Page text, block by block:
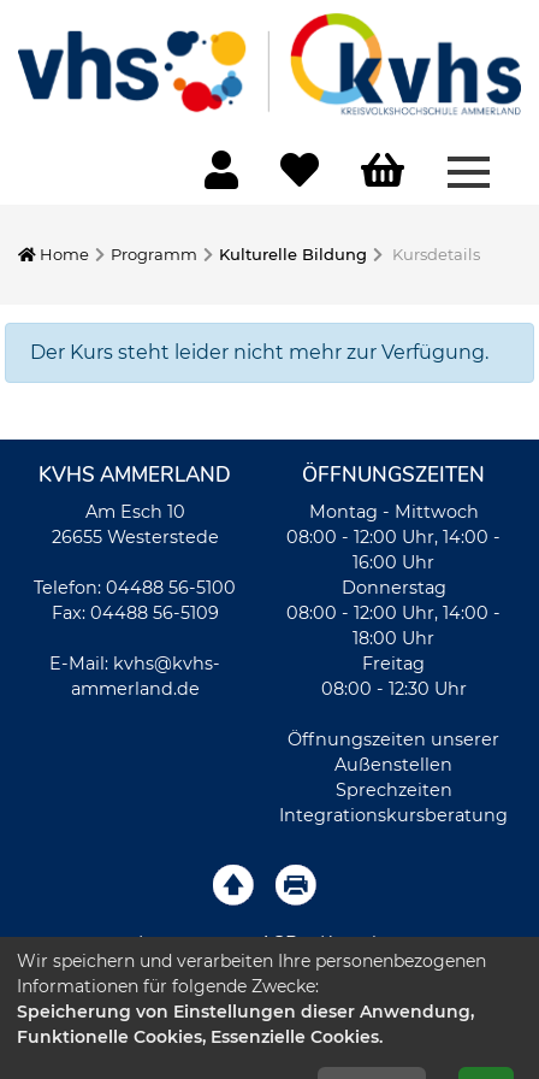
Home Programm Kulturelle Bildung Kursdetails
Der Kurs steht leider nicht mehr zur Verfügung.
KVHS AMMERLAND
Am Esch 10
26655 Westerstede
Telefon: 04488 56-5100
Fax: 04488 56-5109
E-Mail: kvhs@kvhs-
ammerland.de
ÖFFNUNGSZEITEN
Montag - Mittwoch
08:00 - 12:00 Uhr, 14:00 -
16:00 Uhr
Donnerstag
08:00 - 12:00 Uhr, 14:00 -
18:00 Uhr
Freitag
08:00 - 12:30 Uhr
Öffnungszeiten unserer
Außenstellen
Sprechzeiten
Integrationskursberatung
Impressum AGB Kontakt
Sitemap Datenschutz Leichte Sprache
Barrierefreiheitserklärung
Wir speichern und verarbeiten Ihre personenbezogenen
Informationen für folgende Zwecke:
Speicherung von Einstellungen dieser Anwendung,
Funktionelle Cookies, Essenzielle Cookies.